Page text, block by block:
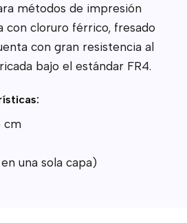
métodos de impresión
con cloruro férrico, fresado
con gran resistencia al
bajo el estándar FR4.
cm
una sola capa)